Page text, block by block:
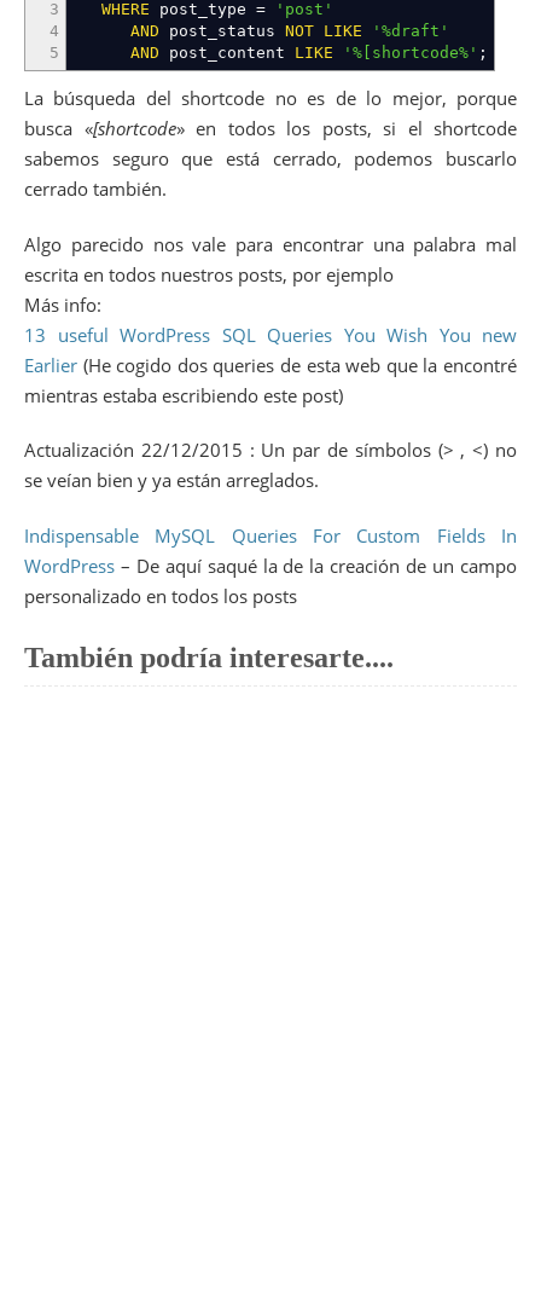
3
4
5
WHERE post_type =
'post'
AND post_status NOT LIKE
'%draft'
AND post_content LIKE '%[shortcode%' ;
La búsqueda del shortcode no es de lo mejor, porque
busca «[shortcode» en todos los posts, si el shortcode
sabemos seguro que está cerrado, podemos buscarlo
cerrado también.
Algo parecido nos vale para encontrar una palabra mal
escrita en todos nuestros posts, por ejemplo
Más info:
13 useful WordPress SQL Queries You Wish You new
Earlier (He cogido dos queries de esta web que la encontré
mientras estaba escribiendo este post)
Actualización 22/12/2015 : Un par de símbolos (> , <) no
se veían bien y ya están arreglados.
Indispensable MySQL Queries For Custom Fields In
WordPress – De aquí saqué la de la creación de un campo
personalizado en todos los posts
También podría interesarte....